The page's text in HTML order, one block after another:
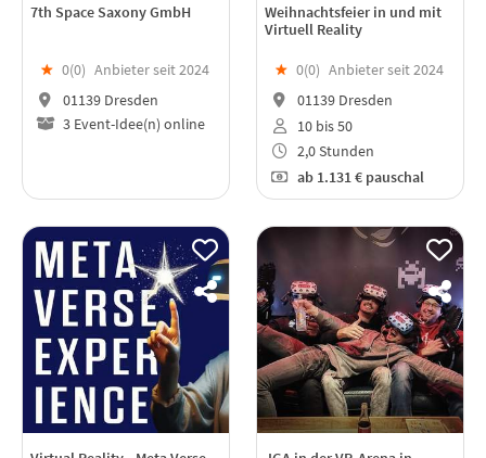
7th Space Saxony GmbH
★ 0(0) Anbieter seit 2024
01139 Dresden
3 Event-Idee(n) online
Weihnachtsfeier in und mit
Virtuell Reality
★ 0(0) Anbieter seit 2024
01139 Dresden
10 bis 50
2,0 Stunden
ab1.131 € pauschal